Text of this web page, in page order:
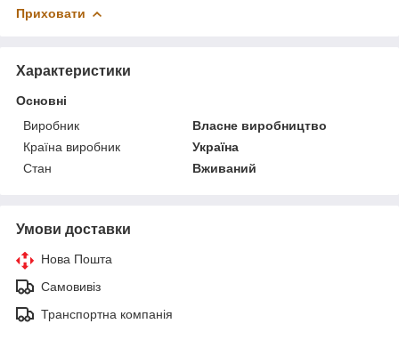
Приховати
Характеристики
Основні
Виробник
Власне виробництво
Країна виробник
Україна
Стан
Вживаний
Умови доставки
Нова Пошта
Самовивіз
Транспортна компанія